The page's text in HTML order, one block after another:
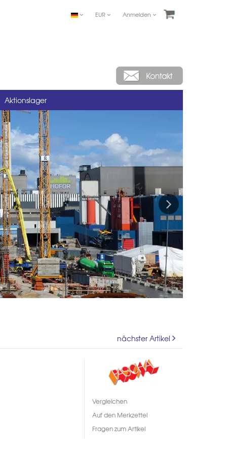
EUR Anmelden
Aktionslager
Next
nächster Artikel
Vergleichen
Auf den Merkzettel
Fragen zum Artikel